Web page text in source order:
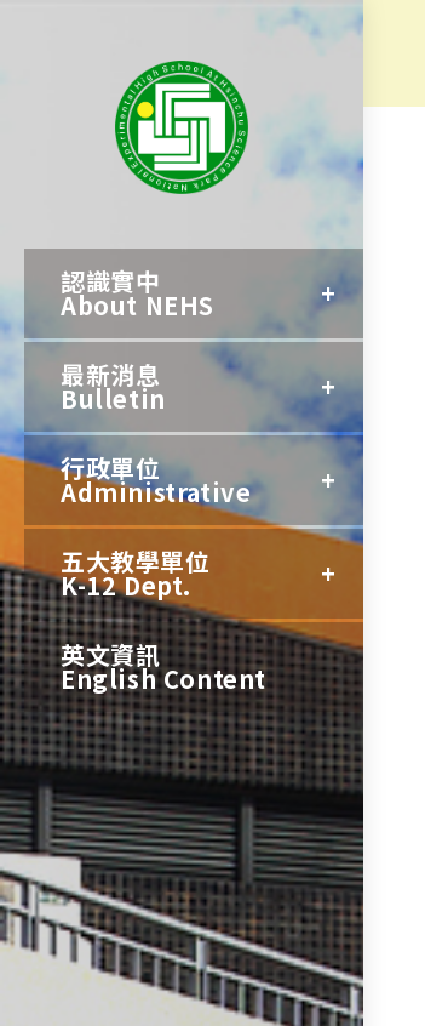
跳
至
主
要
認識實中
About NEHS
最新消息
Bulletin
行政單位
Administrative
五大教學單位
K-12 Dept.
英文資訊
English Content